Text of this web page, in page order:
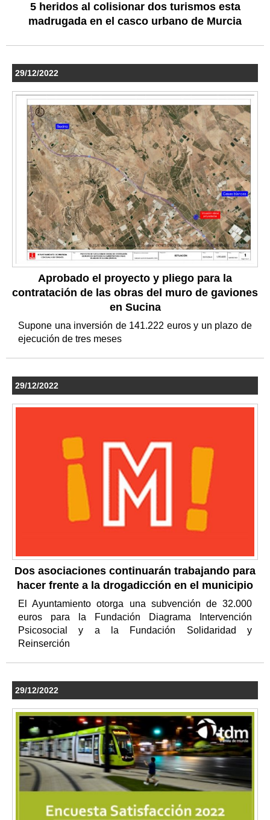
5 heridos al colisionar dos turismos esta
madrugada en el casco urbano de Murcia
29/12/2022
Aprobado el proyecto y pliego para la
contratación de las obras del muro de gaviones
en Sucina
Supone una inversión de 141.222 euros y un plazo de
ejecución de tres meses
29/12/2022
Dos asociaciones continuarán trabajando para
hacer frente a la drogadicción en el municipio
El Ayuntamiento otorga una subvención de 32.000
euros para la Fundación Diagrama Intervención
Psicosocial y a la Fundación Solidaridad y
Reinserción
29/12/2022